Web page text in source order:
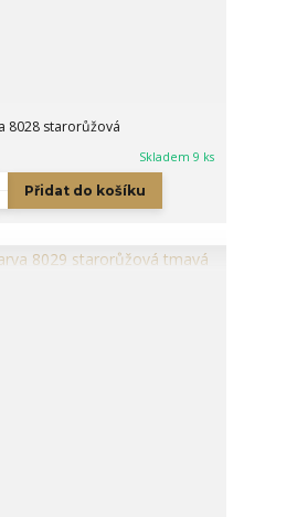
8028 starorůžová
Skladem 9 ks
Přidat do košíku